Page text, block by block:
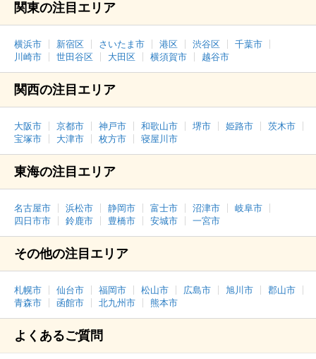
関東の注目エリア
横浜市 新宿区 さいたま市 港区 渋谷区
千葉市
川崎市
世田谷区 大田区 横須賀市 越谷市
関西の注目エリア
大阪市 京都市 神戸市 和歌山市 堺市 姫路市
茨木市
宝塚市
大津市 枚方市 寝屋川市
東海の注目エリア
名古屋市 浜松市 静岡市 富士市 沼津市
岐阜市
四日市市
鈴鹿市 豊橋市 安城市 一宮市
その他の注目エリア
札幌市 仙台市 福岡市 松山市 広島市 旭川市
郡山市
青森市
函館市 北九州市 熊本市
よくあるご質問